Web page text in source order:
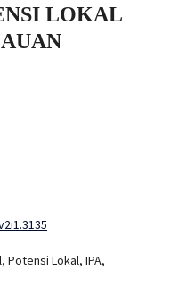
LOKAL
Potensi Lokal, IPA,